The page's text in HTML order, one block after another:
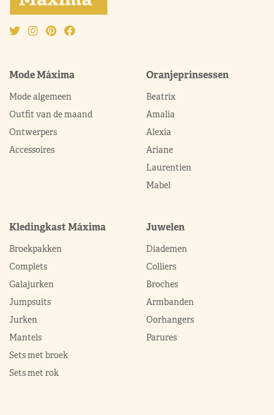
Mode Máxima
Mode algemeen
Outfit van de maand
Ontwerpers
Accessoires
Oranjeprinsessen
Beatrix
Amalia
Alexia
Ariane
Laurentien
Mabel
Kledingkast Máxima
Broekpakken
Complets
Galajurken
Jumpsuits
Jurken
Mantels
Sets met broek
Sets met rok
Juwelen
Diademen
Colliers
Broches
Armbanden
Oorhangers
Parures